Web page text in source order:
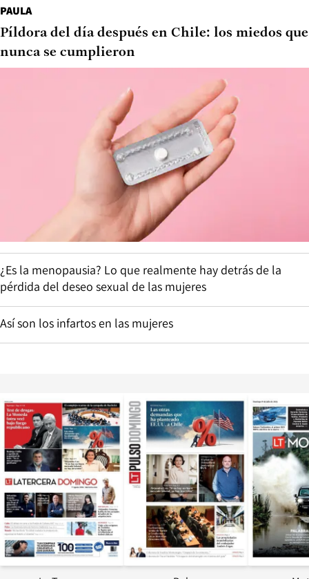
PAULA
Píldora del día después en Chile: los miedos que
nunca se cumplieron
¿Es la menopausia? Lo que realmente hay detrás de la
pérdida del deseo sexual de las mujeres
Así son los infartos en las mujeres
Opens in new window Opens in